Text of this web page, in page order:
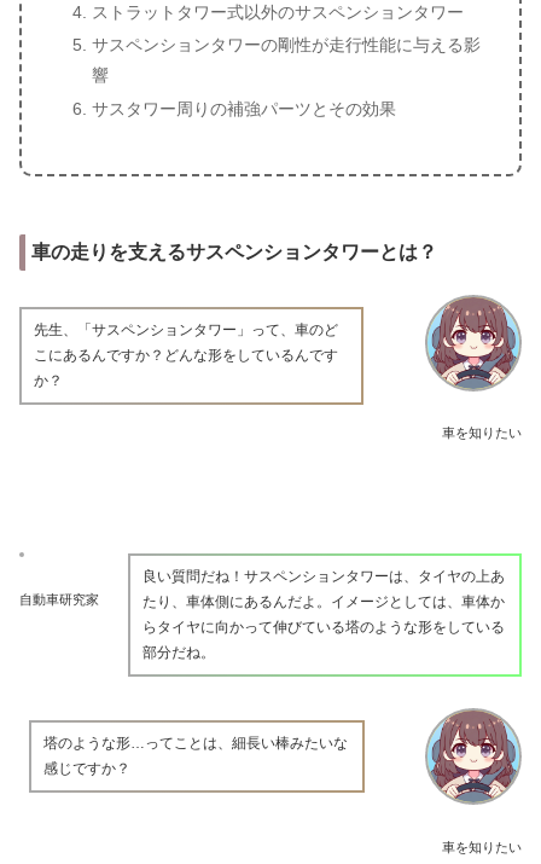
ストラットタワー式以外のサスペンションタワー
サスペンションタワーの剛性が走行性能に与える影
響
サスタワー周りの補強パーツとその効果
車の走りを支えるサスペンションタワーとは？
車を知りたい
先生、「サスペンションタワー」って、車のど
こにあるんですか？どんな形をしているんです
か？
自動車研究家
良い質問だね！サスペンションタワーは、タイヤの上あ
たり、車体側にあるんだよ。イメージとしては、車体か
らタイヤに向かって伸びている塔のような形をしている
部分だね。
車を知りたい
塔のような形…ってことは、細長い棒みたいな
感じですか？